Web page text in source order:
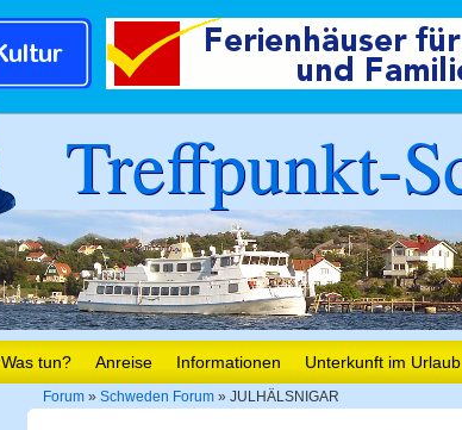
Treffpunkt-
Was tun? Anreise Informationen Unterkunft im Urlaub
Forum » Schweden Forum » JULHÄLSNIGAR